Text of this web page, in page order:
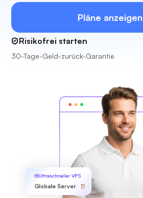
Pläne anzeigen
Risikofrei starten
30-Tage-Geld-zurück-Garantie
Ultraschneller VPS
Globale Server